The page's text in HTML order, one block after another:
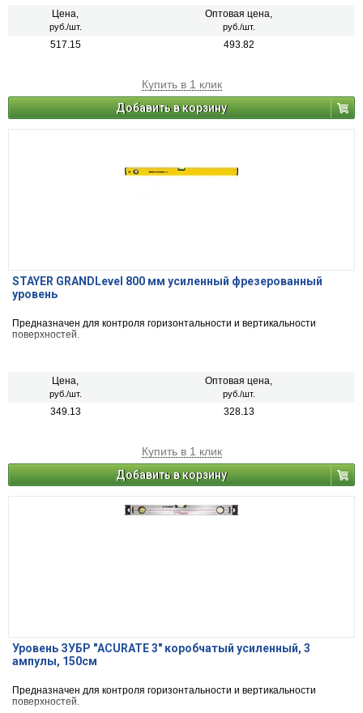
Цена,
руб./шт.
Оптовая цена,
руб./шт.
517.15 493.82
Купить в 1 клик
Добавить в корзину
STAYER GRANDLevel 800 мм усиленный фрезерованный
уровень
Предназначен для контроля горизонтальности и вертикальности
поверхностей.
Цена,
руб./шт.
Оптовая цена,
руб./шт.
349.13 328.13
Купить в 1 клик
Добавить в корзину
Уровень ЗУБР "ACURATE 3" коробчатый усиленный, 3
ампулы, 150см
Предназначен для контроля горизонтальности и вертикальности
поверхностей.